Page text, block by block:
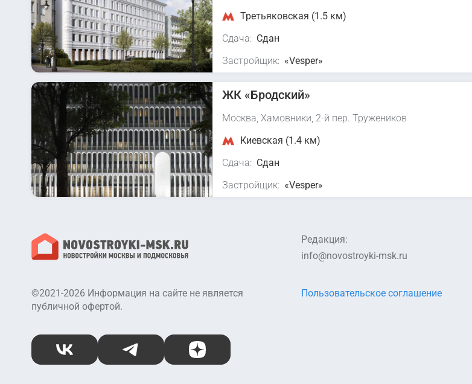
Третьяковская (1.5 км)
Сдача: Сдан
Застройщик: «Vesper»
ЖК «Бродский»
Москва, Хамовники, 2-й пер. Тружеников
Киевская (1.4 км)
Сдача: Сдан
Застройщик: «Vesper»
Редакция:
info@novostroyki-msk.ru
©2021-2026 Информация на сайте не является
публичной офертой.
Пользовательское соглашение
ВКонтакте Telegram Дзен